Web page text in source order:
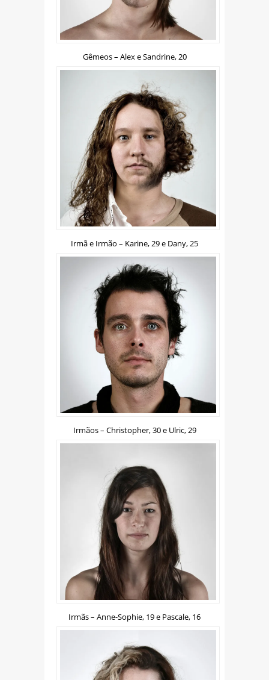
Gêmeos – Alex e Sandrine, 20
Irmã e Irmão – Karine, 29 e Dany, 25
Irmãos – Christopher, 30 e Ulric, 29
Irmãs – Anne-Sophie, 19 e Pascale, 16